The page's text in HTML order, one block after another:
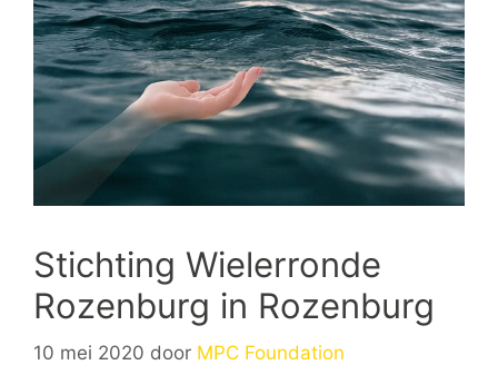
Stichting Wielerronde
Rozenburg in Rozenburg
10 mei 2020 door MPC Foundation